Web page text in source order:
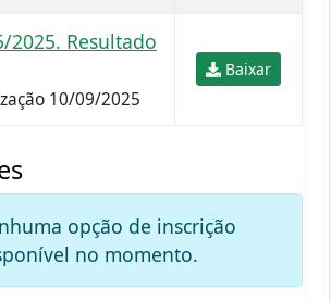
2025. Resultado
10/09/2025
Baixar
opção de inscrição
no momento.